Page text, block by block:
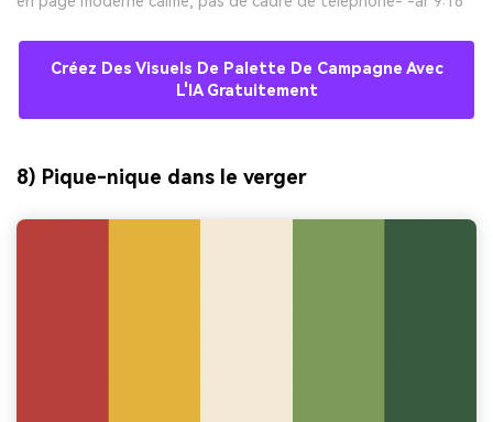
Créez Des Visuels De Palette De Campagne Avec
L'IA Gratuitement
8) Pique-nique dans le verger